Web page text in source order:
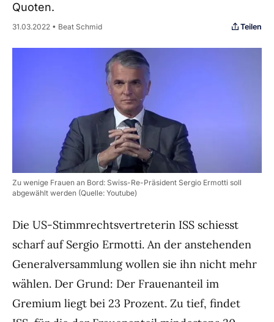
Quoten.
31.03.2022 • Beat Schmid Teilen
Zu wenige Frauen an Bord: Swiss-Re-Präsident Sergio Ermotti soll
abgewählt werden (Quelle: Youtube)
Die US-Stimmrechtsvertreterin ISS schiesst
scharf auf Sergio Ermotti. An der anstehenden
Generalversammlung wollen sie ihn nicht mehr
wählen. Der Grund: Der Frauenanteil im
Gremium liegt bei 23 Prozent. Zu tief, findet